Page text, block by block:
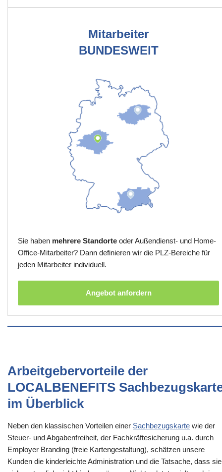
Mitarbeiter
BUNDESWEIT
Sie haben mehrere Standorte oder Außendienst- und Home-
Office-Mitarbeiter? Dann definieren wir die PLZ-Bereiche für
jeden Mitarbeiter individuell.
Angebot anfordern
Arbeitgebervorteile der
LOCALBENEFITS
im Überblick
Neben den klassischen Vorteilen einer Sachbezugskarte wie der
Steuer- und Abgabenfreiheit, der Fachkräftesicherung u.a. durch
Employer Branding (freie Kartengestaltung), schätzen unsere
Kunden die kinderleichte Administration und die Tatsache, dass sie